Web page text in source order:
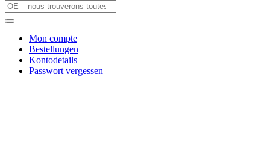
Mon compte
Bestellungen
Kontodetails
Passwort vergessen